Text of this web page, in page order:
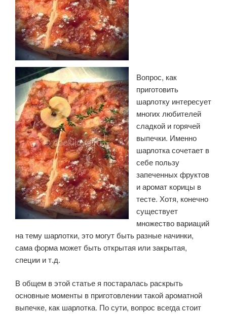
Вопрос, как
приготовить
шарлотку интересует
многих любителей
сладкой и горячей
выпечки. Именно
шарлотка сочетает в
себе пользу
запеченных фруктов
и аромат корицы в
тесте. Хотя, конечно
существует
множество вариаций
на тему шарлотки, это могут быть разные начинки,
сама форма может быть открытая или закрытая,
специи и т.д.
В общем в этой статье я постаралась раскрыть
основные моменты в приготовлении такой ароматной
выпечке, как шарлотка. По сути, вопрос всегда стоит